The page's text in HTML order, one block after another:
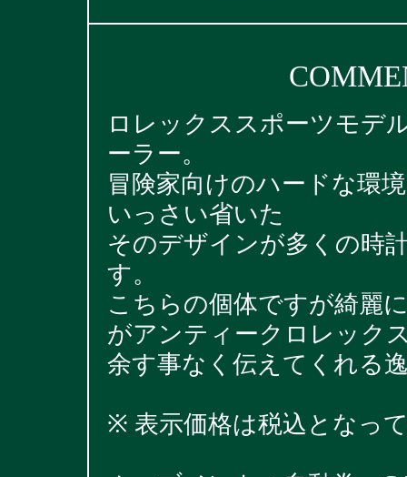
ロレックススポーツモデ
ーラー。
冒険家向けのハードな環
いっさい省いた
そのデザインが多くの時
す。
こちらの個体ですが綺麗
がアンティークロレック
余す事なく伝えてくれる
※ 表示価格は税込となっ